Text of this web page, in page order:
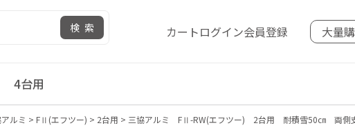
検索 カートログイン会員登録 大量
4台用
ルミ > FⅡ(エフツー) > 2台用 > 三協アルミ FⅡ-RW(エフツー) 2台用 耐積雪50㎝ 両側